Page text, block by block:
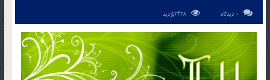
0 دیدگاه